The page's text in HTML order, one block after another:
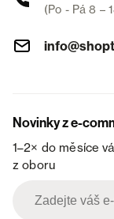
(Po - Pá 8 –
Novinky z e-
1–2× do měsíce
z oboru